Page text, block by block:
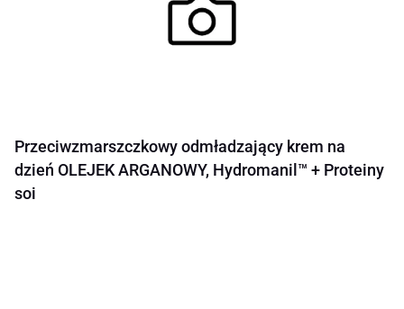
Przeciwzmarszczkowy odmładzający krem na
dzień OLEJEK ARGANOWY, Hydromanil™ + Proteiny
soi